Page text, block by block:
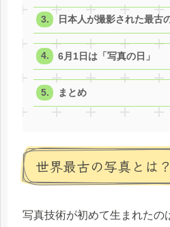
日本人が撮影された最古
6月1日は「写真の日」
まとめ
世界最古の写真とは？
写真技術が初めて生まれたの